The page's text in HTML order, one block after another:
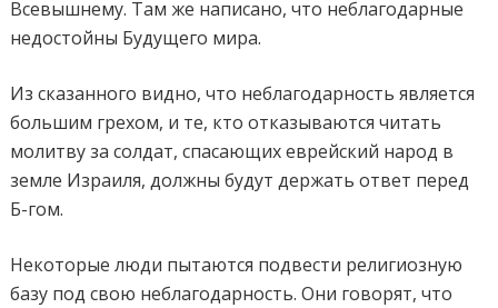
Всевышнему. Там же написано, что неблагодарные
недостойны Будущего мира.
Из сказанного видно, что неблагодарность является
большим грехом, и те, кто отказываются читать
молитву за солдат, спасающих еврейский народ в
земле Израиля, должны будут держать ответ перед
Б-гом.
Некоторые люди пытаются подвести религиозную
базу под свою неблагодарность. Они говорят, что